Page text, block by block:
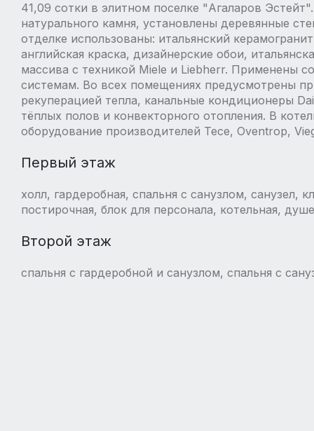
41,09 сотки в элитном поселке "Агаларов
натурального камня, установлены деревянные
отделке использованы: итальянский
английская краска, дизайнерские обои,
массива с техникой Miele и Liebherr. Применены
системам. Во всех помещениях предусмотрены
рекуперацией тепла, канальные кондиционеры
тёплых полов и конвекторного отопления. В
оборудование производителей Tece, Oventrop,
Первый этаж
холл, гардеробная, спальня с санузлом, санузел,
постирочная, блок для персонала, котельная,
Второй этаж
спальня с гардеробной и санузлом, спальня с